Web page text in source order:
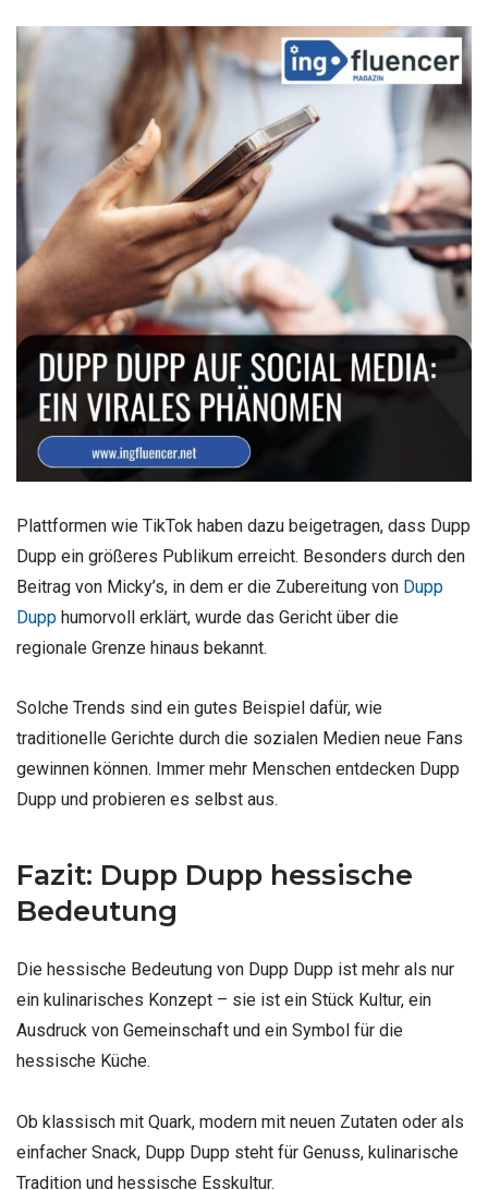
Plattformen wie TikTok haben dazu beigetragen, dass Dupp
Dupp ein größeres Publikum erreicht. Besonders durch den
Beitrag von Micky’s, in dem er die Zubereitung von Dupp
Dupp humorvoll erklärt, wurde das Gericht über die
regionale Grenze hinaus bekannt.
Solche Trends sind ein gutes Beispiel dafür, wie
traditionelle Gerichte durch die sozialen Medien neue Fans
gewinnen können. Immer mehr Menschen entdecken Dupp
Dupp und probieren es selbst aus.
Fazit: Dupp Dupp hessische
Bedeutung
Die hessische Bedeutung von Dupp Dupp ist mehr als nur
ein kulinarisches Konzept – sie ist ein Stück Kultur, ein
Ausdruck von Gemeinschaft und ein Symbol für die
hessische Küche.
Ob klassisch mit Quark, modern mit neuen Zutaten oder als
einfacher Snack, Dupp Dupp steht für Genuss, kulinarische
Tradition und hessische Esskultur.